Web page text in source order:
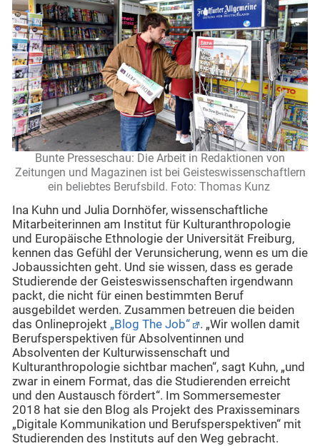
Bunte Presseschau: Die Arbeit in Redaktionen von
Zeitungen und Magazinen ist bei Geisteswissenschaftlern
ein beliebtes Berufsbild. Foto: Thomas Kunz
Ina Kuhn und Julia Dornhöfer, wissenschaftliche
Mitarbeiterinnen am Institut für Kulturanthropologie
und Europäische Ethnologie der Universität Freiburg,
kennen das Gefühl der Verunsicherung, wenn es um die
Jobaussichten geht. Und sie wissen, dass es gerade
Studierende der Geisteswissenschaften irgendwann
packt, die nicht für einen bestimmten Beruf
ausgebildet werden. Zusammen betreuen die beiden
das Onlineprojekt „Blog The Job“
. „Wir wollen damit
Berufsperspektiven für Absolventinnen und
Absolventen der Kulturwissenschaft und
Kulturanthropologie sichtbar machen“, sagt Kuhn, „und
zwar in einem Format, das die Studierenden erreicht
und den Austausch fördert“. Im Sommersemester
2018 hat sie den Blog als Projekt des Praxisseminars
„Digitale Kommunikation und Berufsperspektiven“ mit
Studierenden des Instituts auf den Weg gebracht.